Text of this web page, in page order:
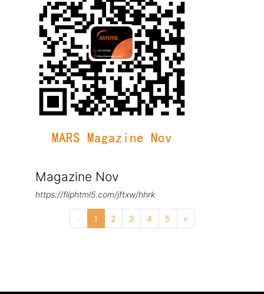
Magazine Nov
https://fliphtml5.com/jftxw/hhrk
Previous
1 2 3 4 5 »